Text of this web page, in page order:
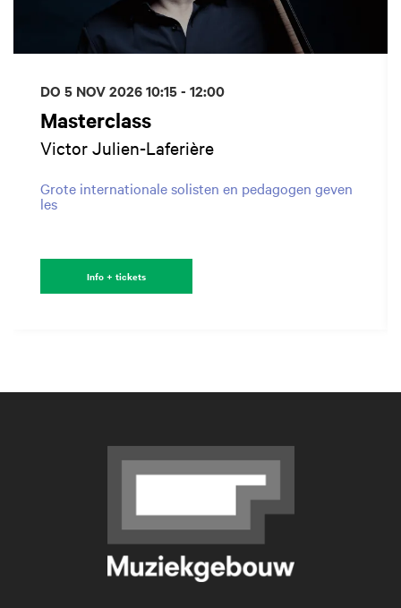
Masterclass
Victor Julien-Laferière
Grote internationale solisten en pedagogen geven
les
DO 5 NOV 202610:15 - 12:00
Info + tickets